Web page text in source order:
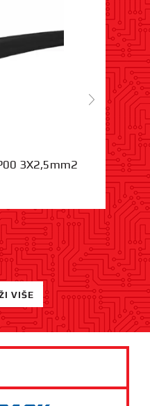
3X2,5mm2
VIŠE